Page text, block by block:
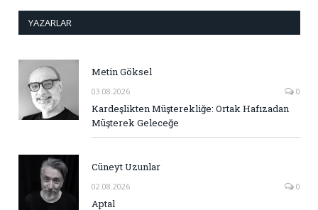
YAZARLAR
Metin Göksel
03.08.2026 0
Kardeşlikten Müşterekliğe: Ortak Hafızadan
Müşterek Geleceğe
Cüneyt Uzunlar
02.08.2026 0
Aptal